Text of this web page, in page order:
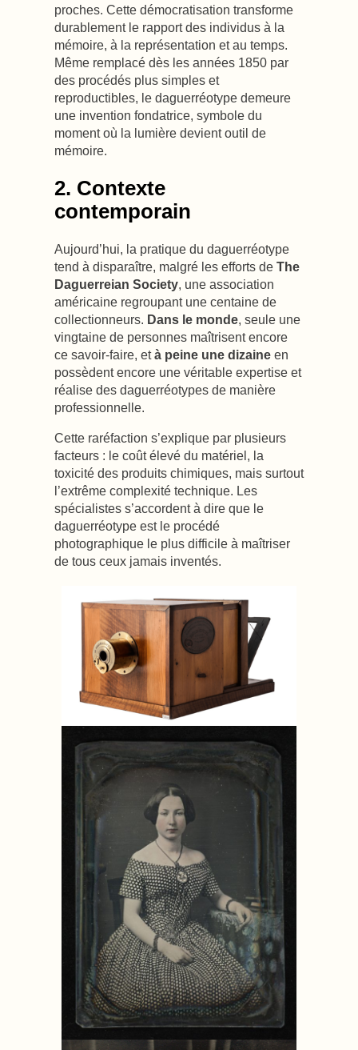
proches. Cette démocratisation transforme
durablement le rapport des individus à la
mémoire, à la représentation et au temps.
Même remplacé dès les années 1850 par
des procédés plus simples et
reproductibles, le daguerréotype demeure
une invention fondatrice, symbole du
moment où la lumière devient outil de
mémoire.
2. Contexte
contemporain
Aujourd’hui, la pratique du daguerréotype
tend à disparaître, malgré les efforts de The
Daguerreian Society, une association
américaine regroupant une centaine de
collectionneurs. Dans le monde, seule une
vingtaine de personnes maîtrisent encore
ce savoir-faire, età peine une dizaine en
possèdent encore une véritable expertise et
réalise des daguerréotypes de manière
professionnelle.
Cette raréfaction s’explique par plusieurs
facteurs : le coût élevé du matériel, la
toxicité des produits chimiques, mais surtout
l’extrême complexité technique. Les
spécialistes s’accordent à dire que le
daguerréotype est le procédé
photographique le plus difficile à maîtriser
de tous ceux jamais inventés.